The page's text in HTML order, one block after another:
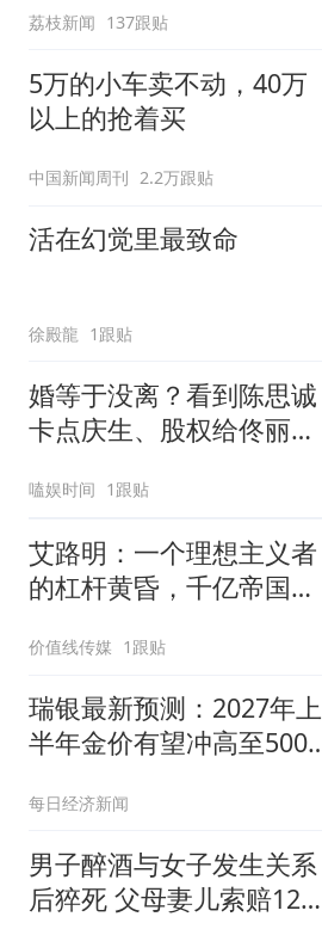
洗衣机自爆
荔枝新闻 137跟贴
5万的小车卖不动，40万
以上的抢着买
中国新闻周刊 2.2万跟贴
活在幻觉里最致命
徐殿龍 1跟贴
婚等于没离？看到陈思诚
卡点庆生、股权给佟丽
嗑娱时间 1跟贴
艾路明：一个理想主义者
的杠杆黄昏，千亿帝国易
价值线传媒 1跟贴
瑞银最新预测：2027年上
半年金价有望冲高至5000
每日经济新闻
男子醉酒与女子发生关系
后猝死 父母妻儿索赔128